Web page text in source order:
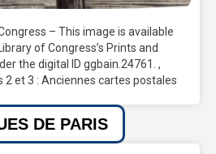
– This image is available
of Congress’s Prints and
the digital ID ggbain.24761. ,
et 3 : Anciennes cartes postales
DE PARIS